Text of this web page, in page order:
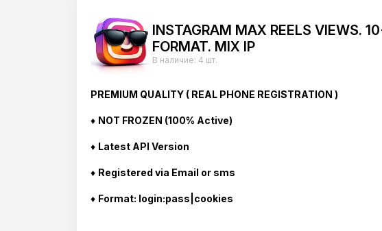
INSTAGRAM MAX REELS VIEWS.
FORMAT. MIX IP
В наличие: 4 шт.
PREMIUM QUALITY ( REAL PHONE REGISTRATION )
♦ NOT FROZEN (100% Active)
♦ Latest API Version
♦ Registered via Email or sms
♦ Format: login:pass|cookies